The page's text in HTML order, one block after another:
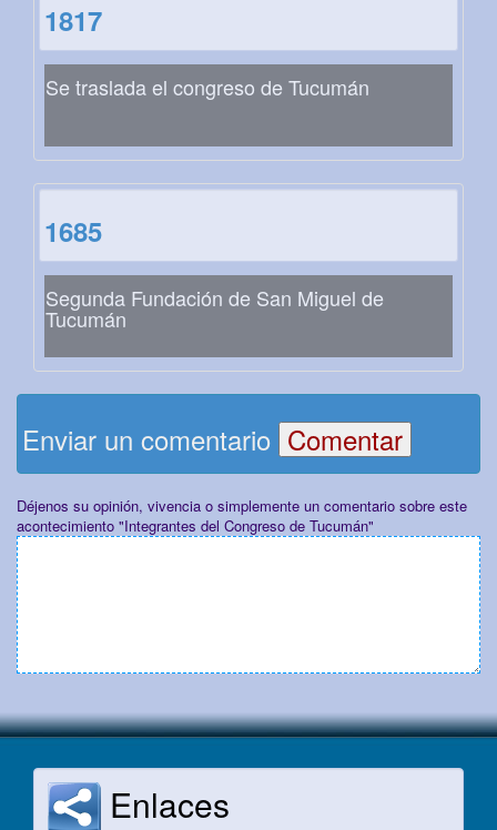
1817
Se traslada el congreso de Tucumán
1685
Segunda Fundación de San Miguel de
Tucumán
Enviar un comentario
Déjenos su opinión, vivencia o simplemente un comentario sobre este
acontecimiento "Integrantes del Congreso de Tucumán"
Enlaces